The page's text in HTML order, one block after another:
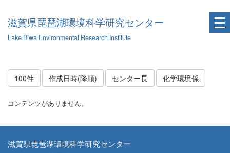
滋賀県琵琶湖環境科学研究センター
Lake Biwa Environmental Research Institute
100件 作成日時(降順) センター長 化学環境係
コンテンツがありません。
滋賀県琵琶湖環境科学研究センター